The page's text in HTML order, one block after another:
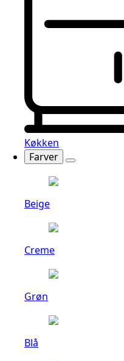
Køkken
Farver
Beige
Creme
Grøn
Blå